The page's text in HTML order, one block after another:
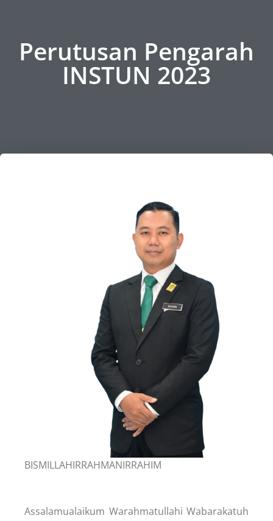
Perutusan Pengarah
INSTUN 2023
BISMILLAHIRRAHMANIRRAHIM
Assalamualaikum Warahmatullahi Wabarakatuh